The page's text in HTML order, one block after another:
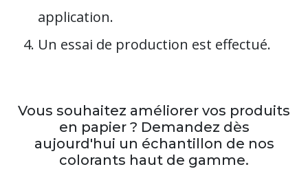
application.
Un essai de production est effectué.
Vous souhaitez améliorer vos produits
en papier ? Demandez dès
aujourd'hui un échantillon de nos
colorants haut de gamme.